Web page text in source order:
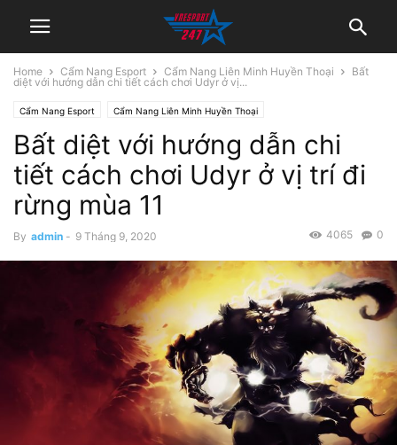
Home Cẩm Nang Esport Cẩm Nang Liên Minh Huyền Thoại
Bất
diệt với hướng dẫn chi tiết cách chơi Udyr ở vị...
Cẩm Nang Esport Cẩm Nang Liên Minh Huyền Thoại
Bất diệt với hướng dẫn chi
tiết cách chơi Udyr ở vị trí đi
rừng mùa 11
By admin - 9 Tháng 9, 2020 0
4065